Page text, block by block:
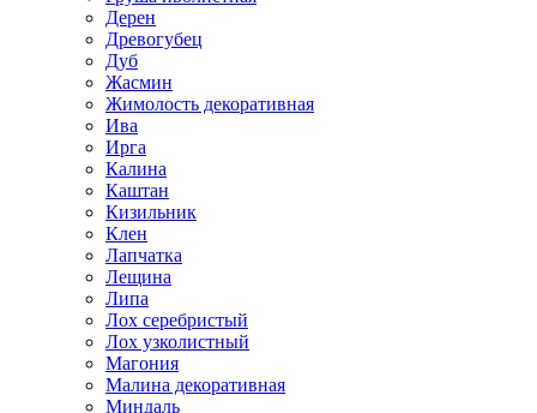
Дерен
Древогубец
Дуб
Жасмин
Жимолость декоративная
Ива
Ирга
Калина
Каштан
Кизильник
Клен
Лапчатка
Лещина
Липа
Лох серебристый
Лох узколистный
Магония
Малина декоративная
Миндаль